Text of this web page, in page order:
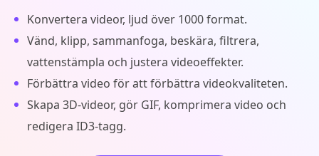
Konvertera videor, ljud över 1000 format.
Vänd, klipp, sammanfoga, beskära, filtrera,
vattenstämpla och justera videoeffekter.
Förbättra video för att förbättra videokvaliteten.
Skapa 3D-videor, gör GIF, komprimera video och
redigera ID3-tagg.